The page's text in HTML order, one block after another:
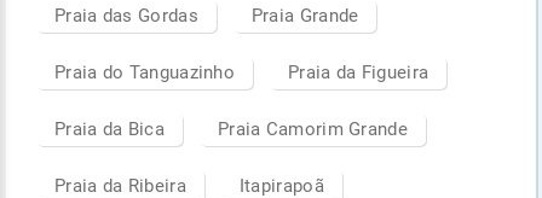
Praia das Gordas Praia Grande
Praia do Tanguazinho Praia da Figueira
Praia da Bica Praia Camorim Grande
Praia da Ribeira Itapirapoã